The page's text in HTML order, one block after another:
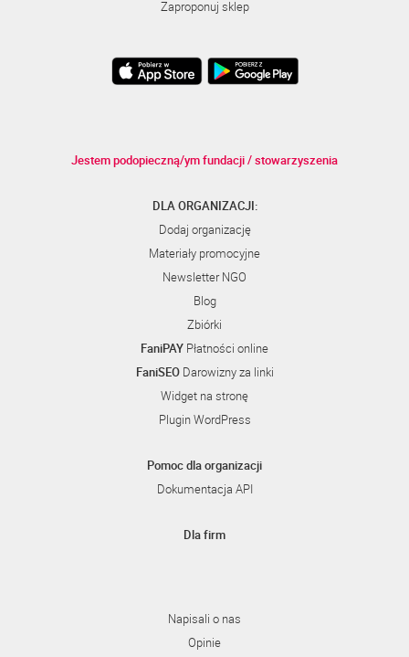
Zaproponuj sklep
Jestem podopieczną/ym fundacji / stowarzyszenia
DLA ORGANIZACJI:
Dodaj organizację
Materiały promocyjne
Newsletter NGO
Blog
Zbiórki
FaniPAY Płatności online
FaniSEODarowizny za linki
Widget na stronę
Plugin WordPress
Pomoc dla organizacji
Dokumentacja API
Dla firm
Napisali o nas
Opinie